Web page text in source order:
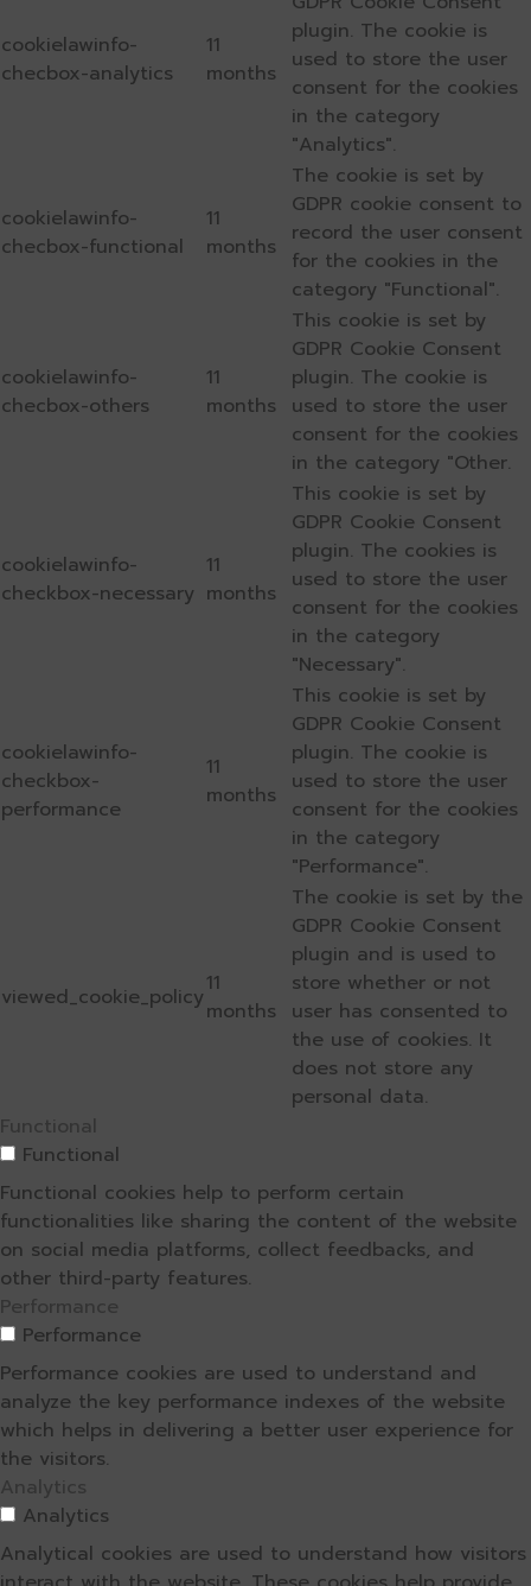
cookielawinfo-
checbox-analytics
11
months
plugin. The cookie is
used to store the user
consent for the cookies
in the category
"Analytics".
cookielawinfo-
checbox-functional
11
months
The cookie is set by
GDPR cookie consent to
record the user consent
for the cookies in the
category "Functional".
cookielawinfo-
checbox-others
11
months
This cookie is set by
GDPR Cookie Consent
plugin. The cookie is
used to store the user
consent for the cookies
in the category "Other.
cookielawinfo-
checkbox-necessary
11
months
This cookie is set by
GDPR Cookie Consent
plugin. The cookies is
used to store the user
consent for the cookies
in the category
"Necessary".
cookielawinfo-
checkbox-
performance
11
months
This cookie is set by
GDPR Cookie Consent
plugin. The cookie is
used to store the user
consent for the cookies
in the category
"Performance".
viewed_cookie_policy11
months
The cookie is set by the
GDPR Cookie Consent
plugin and is used to
store whether or not
user has consented to
the use of cookies. It
does not store any
personal data.
Functional
Functional
Functional cookies help to perform certain
functionalities like sharing the content of the website
on social media platforms, collect feedbacks, and
other third-party features.
Performance
Performance
Performance cookies are used to understand and
analyze the key performance indexes of the website
which helps in delivering a better user experience for
the visitors.
Analytics
Analytics
Analytical cookies are used to understand how visitors